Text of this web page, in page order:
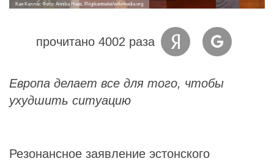
Кая Каллас Фото: Annika Haas. Riigikantselei/wikimedia.org
прочитано 4002 раза
Европа делает все для того, чтобы
ухудшить ситуацию
Резонансное заявление эстонского